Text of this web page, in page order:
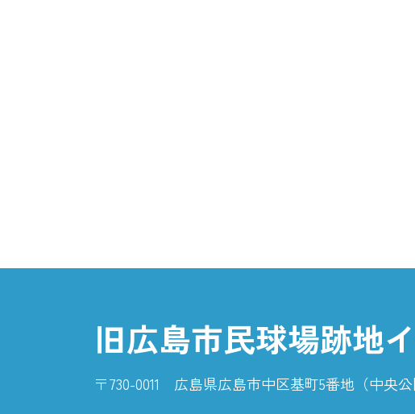
旧広島市民球場跡地
〒730-0011 広島県広島市中区基町5番地（中央公